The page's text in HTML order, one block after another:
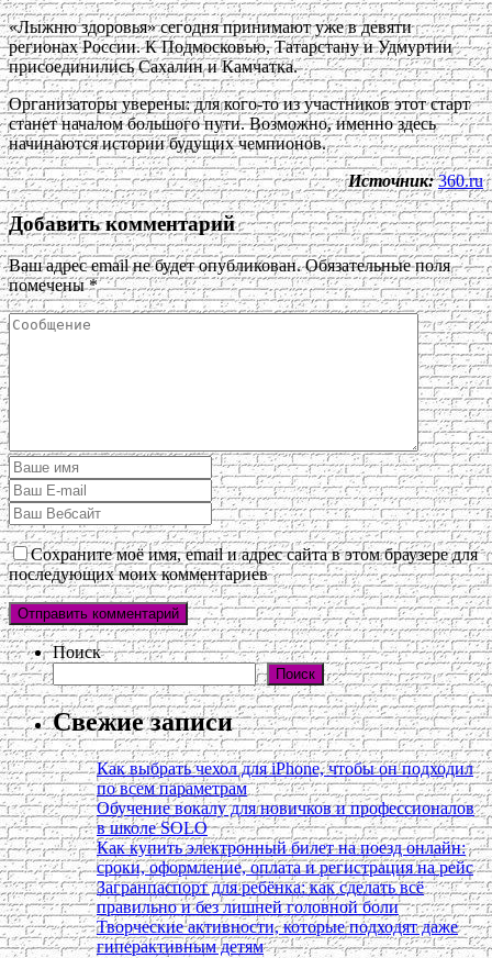
«Лыжню здоровья» сегодня принимают уже в девяти
регионах России. К Подмосковью, Татарстану и Удмуртии
присоединились Сахалин и Камчатка.
Организаторы уверены: для кого-то из участников этот старт
станет началом большого пути. Возможно, именно здесь
начинаются истории будущих чемпионов.
Источник: 360.ru
Добавить комментарий
Ваш адрес email не будет опубликован. Обязательные поля
помечены*
Сохраните моё имя, email и адрес сайта в этом браузере для
последующих моих комментариев
Поиск
Поиск
Свежие записи
Как выбрать чехол для iPhone, чтобы он подходил
по всем параметрам
Обучение вокалу для новичков и профессионалов
в школе SOLO
Как купить электронный билет на поезд онлайн:
сроки, оформление, оплата и регистрация на рейс
Загранпаспорт для ребёнка: как сделать всё
правильно и без лишней головной боли
Творческие активности, которые подходят даже
гиперактивным детям